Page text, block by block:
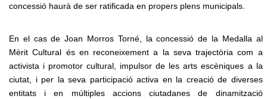
concessió haurà de ser ratificada en propers plens municipals.
En el cas de Joan Morros Torné, la concessió de la Medalla al
Mèrit Cultural és en reconeixement a la seva trajectòria com a
activista i promotor cultural, impulsor de les arts escèniques a la
ciutat, i per la seva participació activa en la creació de diverses
entitats i en múltiples accions ciutadanes de dinamització